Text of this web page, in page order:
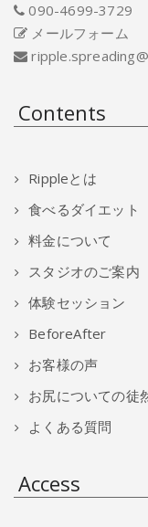
090-4699-3729
メールフォーム
Contents
Rippleとは
食べるダイエット
料金について
スタジオのご案内
体験セッション
BeforeAfter
お客様の声
お尻についての徒
よくある質問
Access